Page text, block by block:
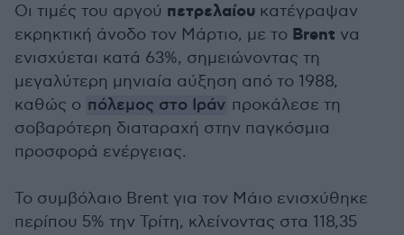
Οι τιμές του αργού πετρελαίου κατέγραψαν
εκρηκτική άνοδο τον Μάρτιο, με το Brent να
ενισχύεται κατά 63%, σημειώνοντας τη
μεγαλύτερη μηνιαία αύξηση από το 1988,
καθώς ο πόλεμος στο Ιράν προκάλεσε τη
σοβαρότερη διαταραχή στην παγκόσμια
προσφορά ενέργειας.
Το συμβόλαιο Brent για τον Μάιο ενισχύθηκε
περίπου 5% την Τρίτη, κλείνοντας στα 118,35